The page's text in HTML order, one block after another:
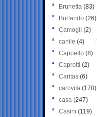
Brunetta (83)
Burlando (26)
Camogli (2)
canile (4)
Cappello (8)
Caprotti (2)
Caritas (6)
carovita (170)
casa (247)
Casini (119)